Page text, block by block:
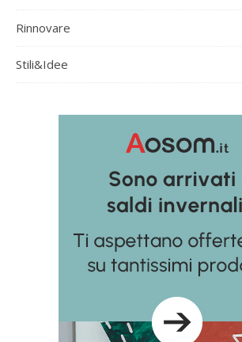
Rinnovare
Stili&Idee